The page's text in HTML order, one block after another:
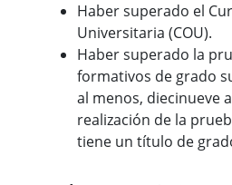
Haber superado el
Universitaria (COU).
Haber superado la
formativos de grado
al menos, diecinueve
realización de la
tiene un título de